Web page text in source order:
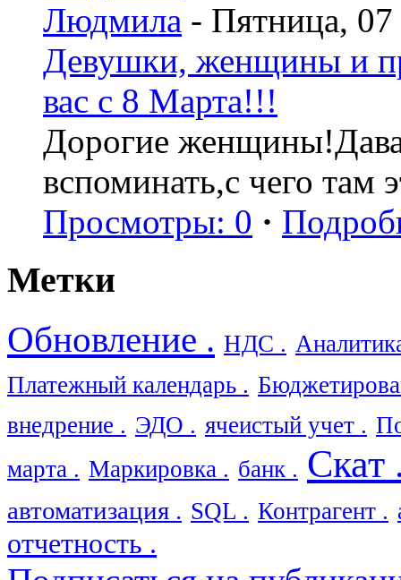
Людмила - Пятница,
Девушки, женщины и
вас с 8 Марта!!!
Дорогие
вспоминать,с чего там
Просмотры: 0 ·
Метки
Обновление . НДС .
Платежный календарь .
внедрение . ЭДО . ячеистый учет .
марта . Маркировка . банк . Скат
автоматизация . SQL . Контрагент .
отчетность .